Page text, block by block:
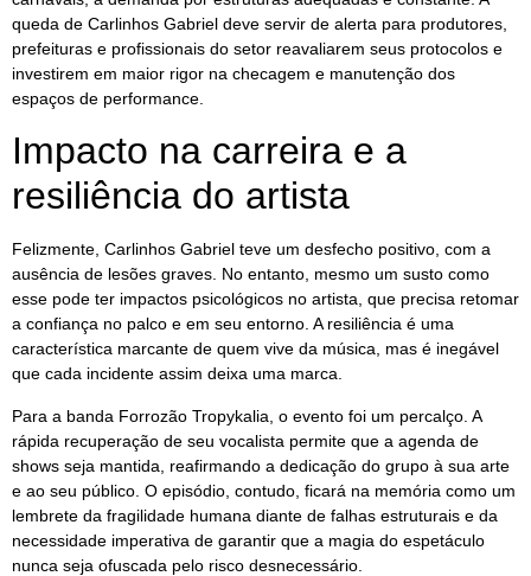
queda de Carlinhos Gabriel deve servir de alerta para produtores,
prefeituras e profissionais do setor reavaliarem seus protocolos e
investirem em maior rigor na checagem e manutenção dos
espaços de performance.
Impacto na carreira e a
resiliência do artista
Felizmente, Carlinhos Gabriel teve um desfecho positivo, com a
ausência de lesões graves. No entanto, mesmo um susto como
esse pode ter impactos psicológicos no artista, que precisa retomar
a confiança no palco e em seu entorno. A resiliência é uma
característica marcante de quem vive da música, mas é inegável
que cada incidente assim deixa uma marca.
Para a banda Forrozão Tropykalia, o evento foi um percalço. A
rápida recuperação de seu vocalista permite que a agenda de
shows seja mantida, reafirmando a dedicação do grupo à sua arte
e ao seu público. O episódio, contudo, ficará na memória como um
lembrete da fragilidade humana diante de falhas estruturais e da
necessidade imperativa de garantir que a magia do espetáculo
nunca seja ofuscada pelo risco desnecessário.